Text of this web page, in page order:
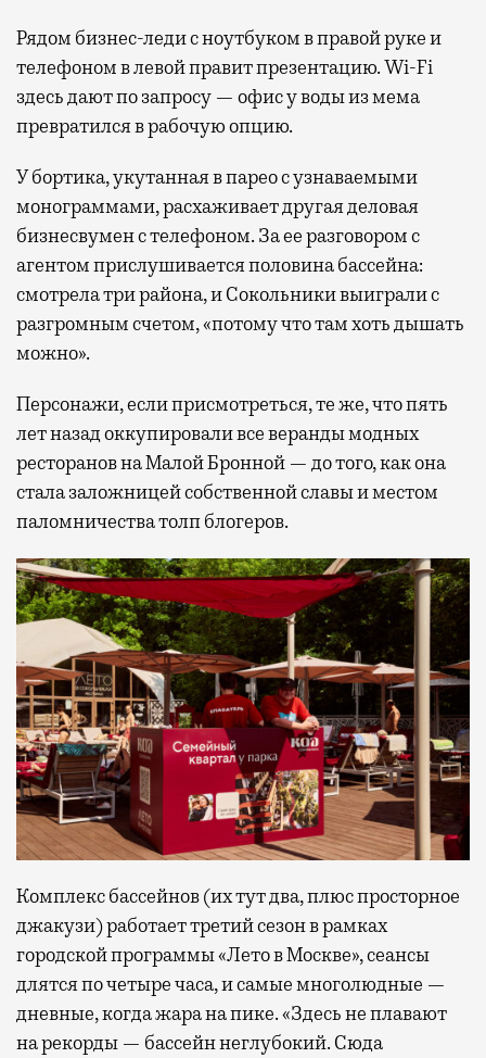
Рядом бизнес-леди с ноутбуком в правой руке и
телефоном в левой правит презентацию. Wi-Fi
здесь дают по запросу — офис у воды из мема
превратился в рабочую опцию.
У бортика, укутанная в парео с узнаваемыми
монограммами, расхаживает другая деловая
бизнесвумен с телефоном. За ее разговором с
агентом прислушивается половина бассейна:
смотрела три района, и Сокольники выиграли с
разгромным счетом, «потому что там хоть дышать
можно».
Персонажи, если присмотреться, те же, что пять
лет назад оккупировали все веранды модных
ресторанов на Малой Бронной — до того, как она
стала заложницей собственной славы и местом
паломничества толп блогеров.
Комплекс бассейнов (их тут два, плюс просторное
джакузи) работает третий сезон в рамках
городской программы «Лето в Москве», сеансы
длятся по четыре часа, и самые многолюдные —
дневные, когда жара на пике. «Здесь не плавают
на рекорды — бассейн неглубокий. Сюда